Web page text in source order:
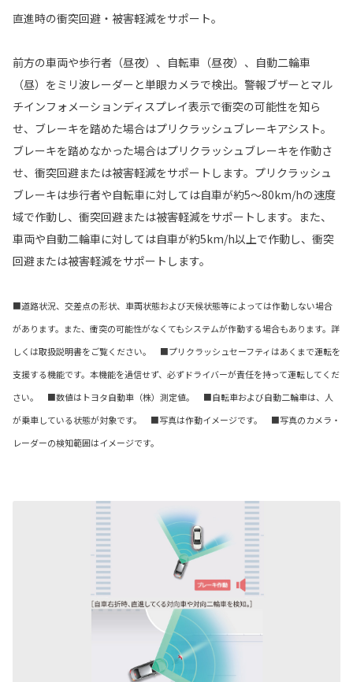
直進時の衝突回避・被害軽減をサポート。
前方の車両や歩行者（昼夜）、自転車（昼夜）、自動二輪車
（昼）をミリ波レーダーと単眼カメラで検出。警報ブザーとマル
チインフォメーションディスプレイ表示で衝突の可能性を知ら
せ、ブレーキを踏めた場合はプリクラッシュブレーキアシスト。
ブレーキを踏めなかった場合はプリクラッシュブレーキを作動さ
せ、衝突回避または被害軽減をサポートします。プリクラッシュ
ブレーキは歩行者や自転車に対しては自車が約5〜80km/hの速度
域で作動し、衝突回避または被害軽減をサポートします。また、
車両や自動二輪車に対しては自車が約5km/h以上で作動し、衝突
回避または被害軽減をサポートします。
■道路状況、交差点の形状、車両状態および天候状態等によっては作動しない場合
があります。また、衝突の可能性がなくてもシステムが作動する場合もあります。詳
しくは取扱説明書をご覧ください。 ■プリクラッシュセーフティはあくまで運転を
支援する機能です。本機能を過信せず、必ずドライバーが責任を持って運転してくだ
さい。 ■数値はトヨタ自動車（株）測定値。 ■自転車および自動二輪車は、人
が乗車している状態が対象です。 ■写真は作動イメージです。 ■写真のカメラ・
レーダーの検知範囲はイメージです。